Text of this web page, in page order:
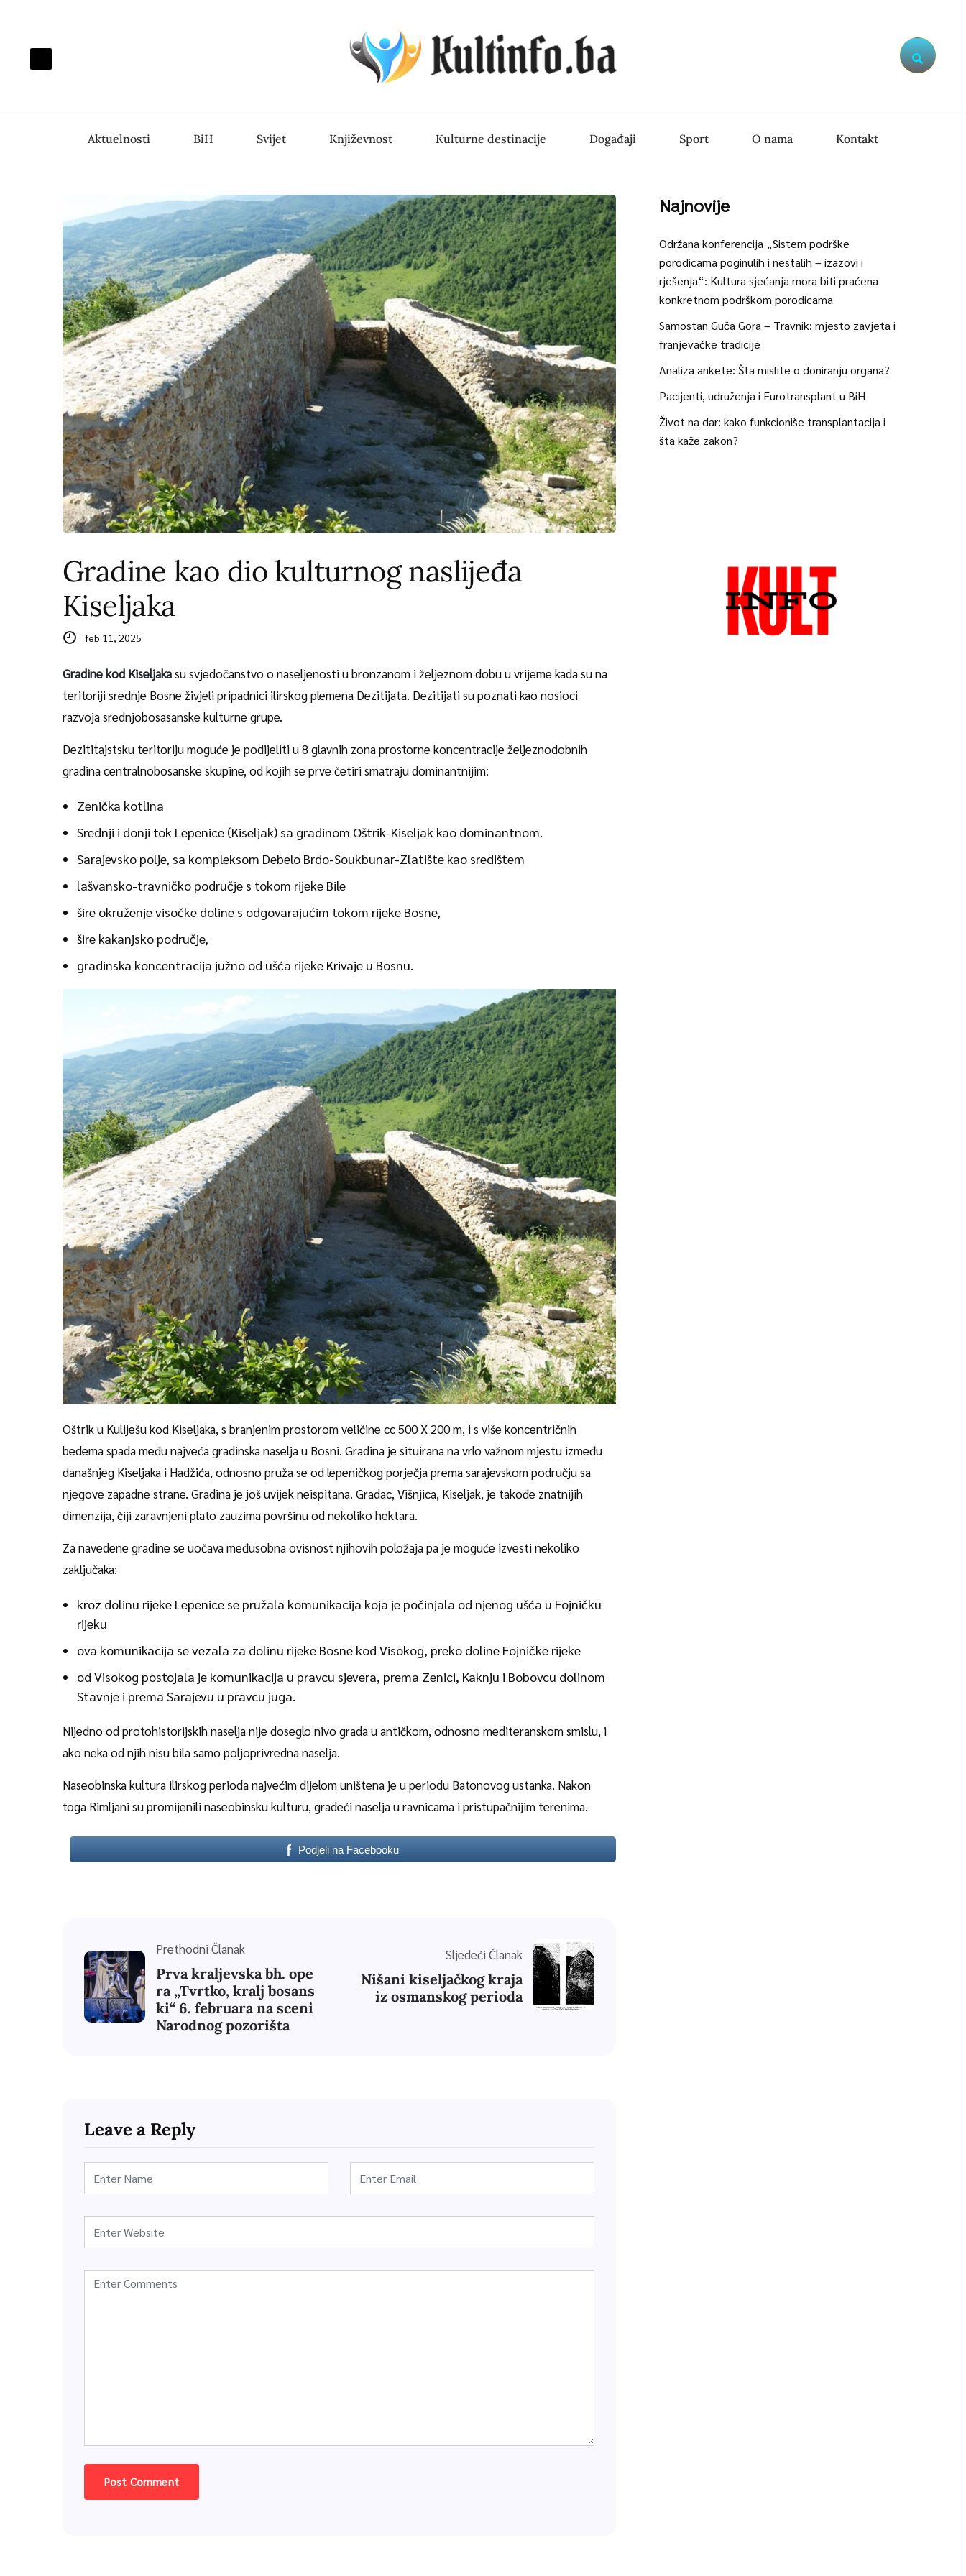
Search
Aktuelnosti BiH Svijet Književnost Kulturne destinacije Događaji Sport O nama Kontakt
Gradine kao dio kulturnog naslijeđa
Kiseljaka
feb 11, 2025
Gradine kod Kiseljakasu svjedočanstvo o naseljenosti u bronzanom i željeznom dobu u vrijeme kada su na
teritoriji srednje Bosne živjeli pripadnici ilirskog plemena Dezitijata. Dezitijati su poznati kao nosioci
razvoja srednjobosasanske kulturne grupe.
Dezititajstsku teritoriju moguće je podijeliti u 8 glavnih zona prostorne koncentracije željeznodobnih
gradina centralnobosanske skupine, od kojih se prve četiri smatraju dominantnijim:
Zenička kotlina
Srednji i donji tok Lepenice (Kiseljak) sa gradinom Oštrik-Kiseljak kao dominantnom.
Sarajevsko polje, sa kompleksom Debelo Brdo-Soukbunar-Zlatište kao središtem
lašvansko-travničko područje s tokom rijeke Bile
šire okruženje visočke doline s odgovarajućim tokom rijeke Bosne,
šire kakanjsko područje,
gradinska koncentracija južno od ušća rijeke Krivaje u Bosnu.
Oštrik u Kuliješu kod Kiseljaka, s branjenim prostorom veličine cc 500 X 200 m, i s više koncentričnih
bedema spada među najveća gradinska naselja u Bosni. Gradina je situirana na vrlo važnom mjestu između
današnjeg Kiseljaka i Hadžića, odnosno pruža se od lepeničkog porječja prema sarajevskom području sa
njegove zapadne strane. Gradina je još uvijek neispitana. Gradac, Višnjica, Kiseljak, je takođe znatnijih
dimenzija, čiji zaravnjeni plato zauzima površinu od nekoliko hektara.
Za navedene gradine se uočava međusobna ovisnost njihovih položaja pa je moguće izvesti nekoliko
zaključaka:
kroz dolinu rijeke Lepenice se pružala komunikacija koja je počinjala od njenog ušća u Fojničku
rijeku
ova komunikacija se vezala za dolinu rijeke Bosne kod Visokog, preko doline Fojničke rijeke
od Visokog postojala je komunikacija u pravcu sjevera, prema Zenici, Kaknju i Bobovcu dolinom
Stavnje i prema Sarajevu u pravcu juga.
Nijedno od protohistorijskih naselja nije doseglo nivo grada u antičkom, odnosno mediteranskom smislu, i
ako neka od njih nisu bila samo poljoprivredna naselja.
Naseobinska kultura ilirskog perioda najvećim dijelom uništena je u periodu Batonovog ustanka. Nakon
toga Rimljani su promijenili naseobinsku kulturu, gradeći naselja u ravnicama i pristupačnijim terenima.
Podjeli na Facebooku
Prethodni Članak
Prva kraljevska bh. ope
ra „Tvrtko, kralj bosans
ki“ 6. februara na sceni
Narodnog pozorišta
Sljedeći Članak
Nišani kiseljačkog kraja
iz osmanskog perioda
Leave a Reply
Najnovije
Održana konferencija „Sistem podrške
porodicama poginulih i nestalih – izazovi i
rješenja“: Kultura sjećanja mora biti praćena
konkretnom podrškom porodicama
Samostan Guča Gora – Travnik: mjesto zavjeta i
franjevačke tradicije
Analiza ankete: Šta mislite o doniranju organa?
Pacijenti, udruženja i Eurotransplant u BiH
Život na dar: kako funkcioniše transplantacija i
šta kaže zakon?